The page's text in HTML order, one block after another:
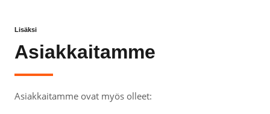
Lisäksi
Asiakkaitamme
Asiakkaitamme ovat myös olleet: